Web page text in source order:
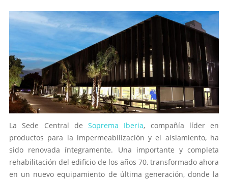
La Sede Central de Soprema Iberia, compañía líder en
productos para la impermeabilización y el aislamiento, ha
sido renovada íntegramente. Una importante y completa
rehabilitación del edificio de los años 70, transformado ahora
en un nuevo equipamiento de última generación, donde la